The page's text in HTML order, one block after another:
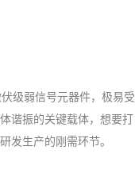
级弱信号元器件，极易受
谐振的关键载体，想要打
发生产的刚需环节。